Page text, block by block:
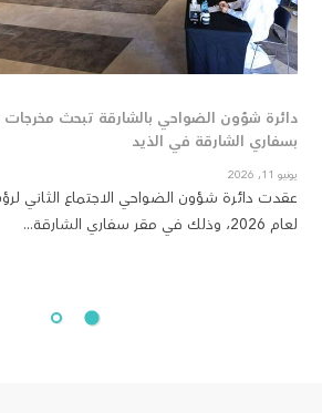
بسفاري الشارقة في الذيد
يونيو 11, 2026
عقدت دائرة شؤون الضواحي الاجتماع الثاني
لعام 2026، وذلك في مقر سفاري الشارقة...